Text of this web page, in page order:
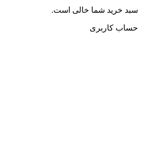
سبد خرید شما خالی است.
حساب کاربری